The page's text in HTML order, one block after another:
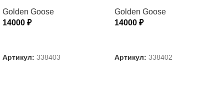
Golden Goose
14000 ₽
Артикул: 338403
Golden Goose
14000 ₽
Артикул: 338402